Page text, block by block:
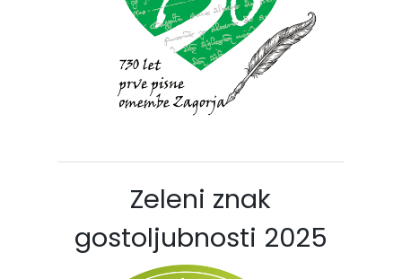
Zeleni znak
gostoljubnosti 2025